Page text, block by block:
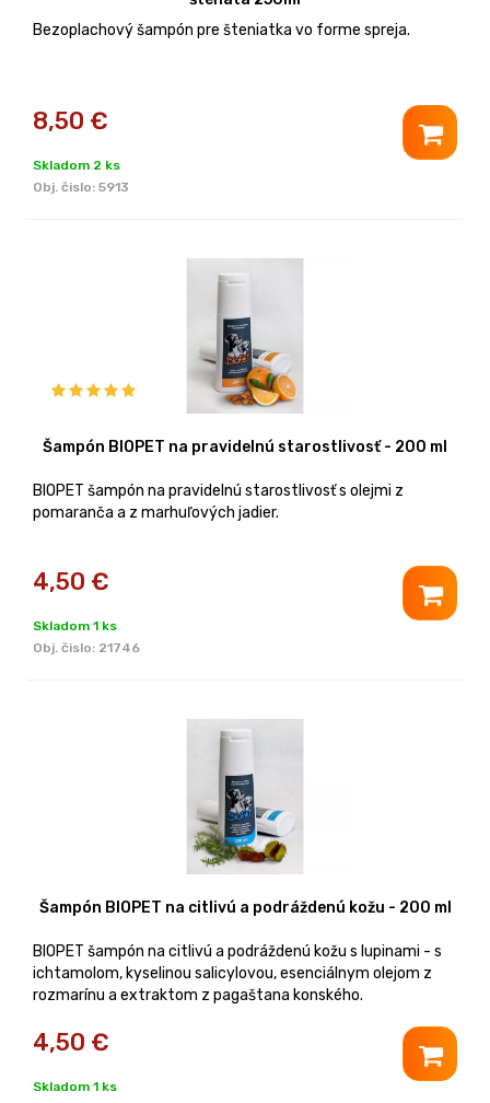
Bezoplachový šampón pre šteniatka vo forme spreja.
8,50 €
Skladom 2 ks
Obj. čislo: 5913
Šampón BIOPET na pravidelnú starostlivosť - 200 ml
BIOPET šampón na pravidelnú starostlivosť s olejmi z
pomaranča a z marhuľových jadier.
4,50 €
Skladom 1 ks
Obj. čislo: 21746
Šampón BIOPET na citlivú a podráždenú kožu - 200 ml
BIOPET šampón na citlivú a podráždenú kožu s lupinami - s
ichtamolom, kyselinou salicylovou, esenciálnym olejom z
rozmarínu a extraktom z pagaštana konského.
4,50 €
Skladom 1 ks